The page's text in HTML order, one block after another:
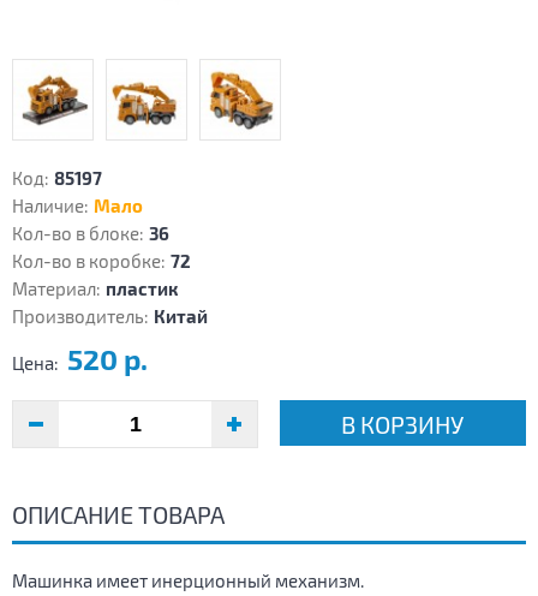
Код: 85197
Наличие: Мало
Кол-во в блоке: 36
Кол-во в коробке: 72
Материал: пластик
Производитель: Китай
Цена: 520 р.
В КОРЗИНУ
ОПИСАНИЕ ТОВАРА
Машинка имеет инерционный механизм.